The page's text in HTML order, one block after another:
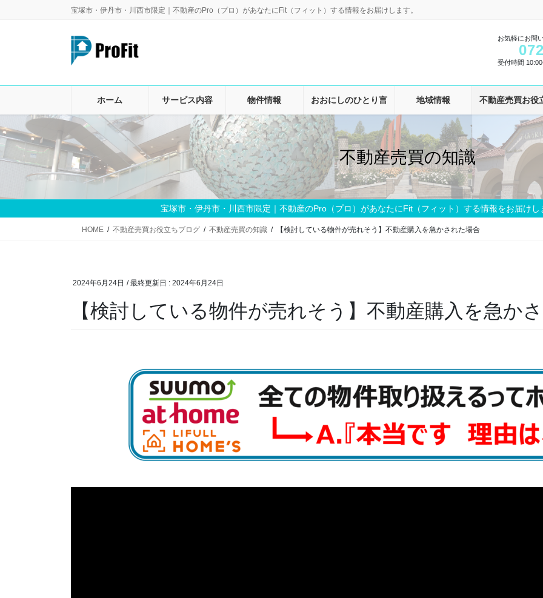
動
宝塚市・伊丹市・川西市限定｜不動産のPro（プロ）があなたにFit（フィット）する情報をお届けします。
お気軽にお問
受付時間
ホーム サービス内容 物件情報 おおにしのひとり言 地域情報 不動産売買お役
不動産売買の知識
宝塚市・伊丹市・川西市限定｜不動産のPro（プロ）があなたにFit（フィット）する情報をお届けし
HOME 不動産売買お役立ちブログ 不動産売買の知識 【検討している物件が売れそう】不動産購入を急かされた場合
2024年6月24日 / 最終更新日 : 2024年6月24日
【検討している物件が売れそう】不動産購入を急か